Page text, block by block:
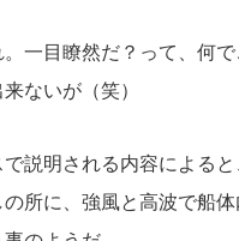
一目瞭然だ？って、何で
ないが（笑）
説明される内容による
所に、強風と高波で船体